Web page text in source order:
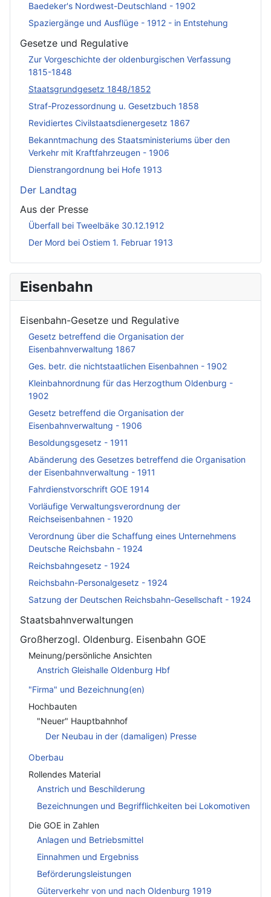
Baedeker's Nordwest-Deutschland - 1902
Spaziergänge und Ausflüge - 1912 - in Entstehung
Gesetze und Regulative
Zur Vorgeschichte der oldenburgischen Verfassung
1815-1848
Staatsgrundgesetz 1848/1852
Straf-Prozessordnung u. Gesetzbuch 1858
Revidiertes Civilstaatsdienergesetz 1867
Bekanntmachung des Staatsministeriums über den
Verkehr mit Kraftfahrzeugen - 1906
Dienstrangordnung bei Hofe 1913
Der Landtag
Aus der Presse
Überfall bei Tweelbäke 30.12.1912
Der Mord bei Ostiem 1. Februar 1913
Eisenbahn
Eisenbahn-Gesetze und Regulative
Gesetz betreffend die Organisation der
Eisenbahnverwaltung 1867
Ges. betr. die nichtstaatlichen Eisenbahnen - 1902
Kleinbahnordnung für das Herzogthum Oldenburg -
1902
Gesetz betreffend die Organisation der
Eisenbahnverwaltung - 1906
Besoldungsgesetz - 1911
Abänderung des Gesetzes betreffend die Organisation
der Eisenbahnverwaltung - 1911
Fahrdienstvorschrift GOE 1914
Vorläufige Verwaltungsverordnung der
Reichseisenbahnen - 1920
Verordnung über die Schaffung eines Unternehmens
Deutsche Reichsbahn - 1924
Reichsbahngesetz - 1924
Reichsbahn-Personalgesetz - 1924
Satzung der Deutschen Reichsbahn-Gesellschaft - 1924
Staatsbahnverwaltungen
Großherzogl. Oldenburg. Eisenbahn GOE
Meinung/persönliche Ansichten
Anstrich Gleishalle Oldenburg Hbf
"Firma" und Bezeichnung(en)
Hochbauten
"Neuer" Hauptbahnhof
Der Neubau in der (damaligen) Presse
Oberbau
Rollendes Material
Anstrich und Beschilderung
Bezeichnungen und Begrifflichkeiten bei Lokomotiven
Die GOE in Zahlen
Anlagen und Betriebsmittel
Einnahmen und Ergebniss
Beförderungsleistungen
Güterverkehr von und nach Oldenburg 1919